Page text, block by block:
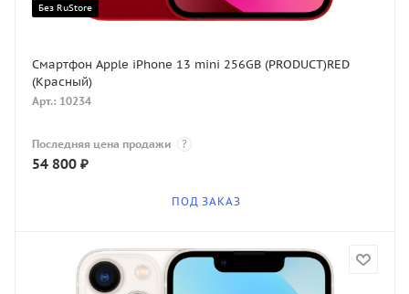
Без RuStore
Смартфон Apple iPhone 13 mini 256GB (PRODUCT)RED
(Красный)
Арт.: 10234
Последняя цена продажи ?
54 800 ₽
ПОД ЗАКАЗ